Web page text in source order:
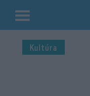
Kilépés
tartalomba
Kultúra